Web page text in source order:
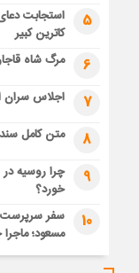
5
استجابت
کاترین کبیر
6 مرگ شاه
7 اجلاس سران
8 متن کامل سند
9
چرا روسیه
خورد؟
10
سفر سرپرست
مسعود؛